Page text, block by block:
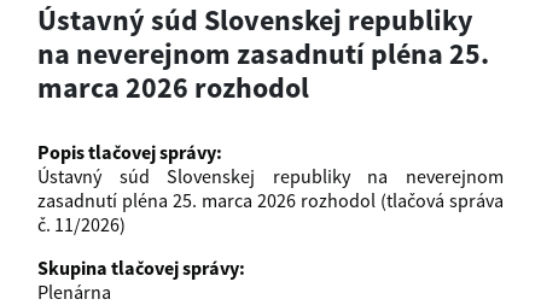
Ústavný súd Slovenskej republiky
na neverejnom zasadnutí pléna 25.
marca 2026 rozhodol
Popis tlačovej správy:
Ústavný súd Slovenskej republiky na neverejnom
zasadnutí pléna 25. marca 2026 rozhodol (tlačová správa
č. 11/2026)
Skupina tlačovej správy:
Plenárna